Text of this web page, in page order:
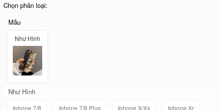
Chọn phân loại:
Mẫu
Như Hình
Như Hình
Iphone 7/8 Iphone 7/8 Plus Iphone X/Xs Iphone Xr